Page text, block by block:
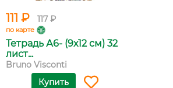
111 ₽ 117 ₽
по карте
Тетрадь А6- (9х12 см) 32
лист...
Bruno Visconti
Купить